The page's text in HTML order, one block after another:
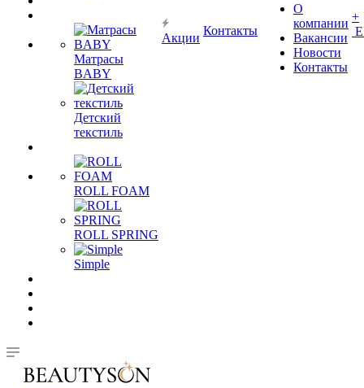
Матрасы
BABY
Детский
текстиль
ROLL FOAM
ROLL SPRING
Simple
Акции
Контакты
О
компании
Вакансии
Новости
Контакты
+